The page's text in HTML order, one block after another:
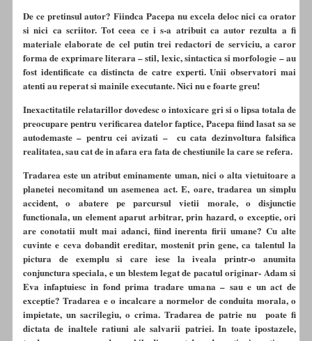
De ce pretinsul autor? Fiindca Pacepa nu excela deloc nici ca orator
si nici ca scriitor. Tot ceea ce i s-a atribuit ca autor rezulta a fi
materiale elaborate de cel putin trei redactori de serviciu, a caror
forma de exprimare literara – stil, lexic, sintactica si morfologie – au
fost identificate ca distincta de catre experti. Unii observatori mai
atenti au reperat si mainile executante. Nici nu e foarte greu!
Inexactitatile relatarillor dovedesc o intoxicare gri si o lipsa totala de
preocupare pentru verificarea datelor faptice, Pacepa fiind lasat sa se
autodemaste – pentru cei avizati – cu cata dezinvoltura falsifica
realitatea, sau cat de in afara era fata de chestiunile la care se refera.
Tradarea este un atribut eminamente uman, nici o alta vietuitoare a
planetei necomitand un asemenea act. E, oare, tradarea un simplu
accident, o abatere pe parcursul vietii morale, o disjunctie
functionala, un element aparut arbitrar, prin hazard, o exceptie, ori
are conotatii mult mai adanci, fiind inerenta firii umane? Cu alte
cuvinte e ceva dobandit ereditar, mostenit prin gene, ca talentul la
pictura de exemplu si care iese la iveala printr-o anumita
conjunctura speciala, e un blestem legat de pacatul originar- Adam si
Eva infaptuiesc in fond prima tradare umana – sau e un act de
exceptie? Tradarea e o incalcare a normelor de conduita morala, o
impietate, un sacrilegiu, o crima. Tradarea de patrie nu poate fi
dictata de inaltele ratiuni ale salvarii patriei. In toate ipostazele,